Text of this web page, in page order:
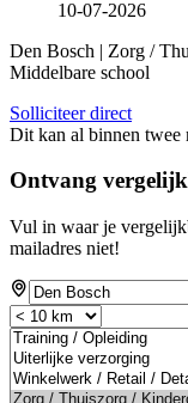
10-07-2026
Den Bosch | Zorg /
Middelbare school
Solliciteer direct
Dit kan al binnen twee
Ontvang
Vul in waar je
mailadres niet!